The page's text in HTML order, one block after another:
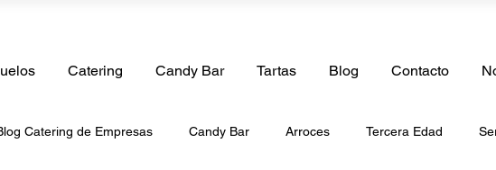
Catering Candy Bar Tartas Blog Contacto
Catering de Empresas Candy Bar Arroces Tercera Edad